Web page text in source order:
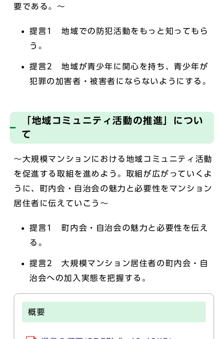
要である。～
提言1 地域での防犯活動をもっと知ってもら
う。
提言2 地域が青少年に関心を持ち、青少年が
犯罪の加害者・被害者にならないようにする。
「地域コミュニティ活動の推進」につい
て
～大規模マンションにおける地域コミュニティ活動
を促進する取組を進めよう。取組が広がっていくよ
うに、町内会・自治会の魅力と必要性をマンション
居住者に伝えていこう～
提言1 町内会・自治会の魅力と必要性を伝え
る。
提言2 大規模マンション居住者の町内会・自
治会への加入実態を把握する。
概要